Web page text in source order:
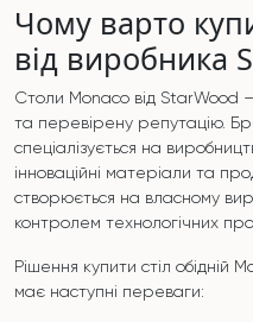
Чому варто
від виробника
Столи Monaco від StarWood –
та перевірену репутацію.
спеціалізується на
інноваційні матеріали та
створюється на власному
контролем технологічних
Рішення купити стіл обідній
має наступні переваги: